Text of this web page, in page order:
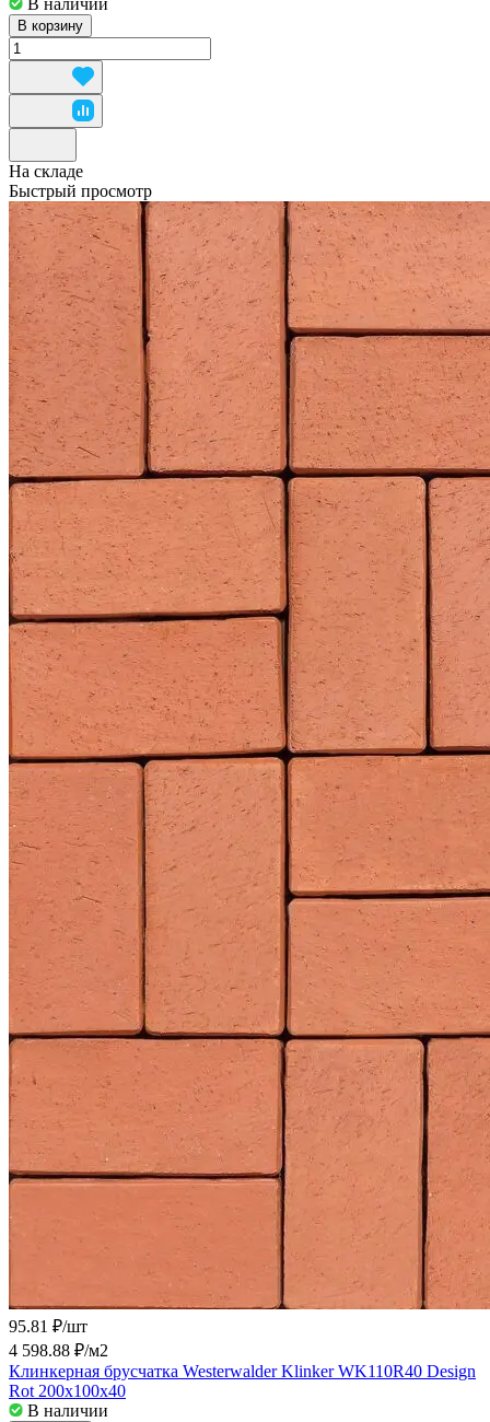
В корзину
На складе
Быстрый просмотр
95.81 ₽/шт
4 598.88 ₽/м2
Клинкерная брусчатка Westerwalder Klinker WK110R40 Design
Rot 200x100x40
В наличии